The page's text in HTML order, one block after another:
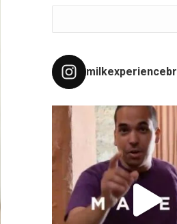
milkexperiencebr